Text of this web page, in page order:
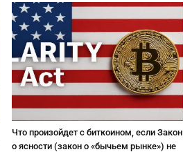
Что произойдет с биткоином, если Закон
о ясности (закон о «бычьем рынке») не